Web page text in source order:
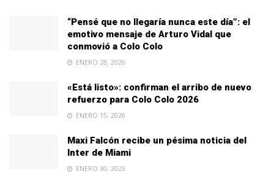
“Pensé que no llegaría nunca este día”: el
emotivo mensaje de Arturo Vidal que
conmovió a Colo Colo
ENERO 28, 2026
«Está listo»: confirman el arribo de nuevo
refuerzo para Colo Colo 2026
ENERO 15, 2026
Maxi Falcón recibe un pésima noticia del
Inter de Miami
ENERO 30, 2025